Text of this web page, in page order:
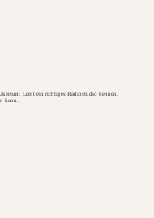
Lernt ein richtiges Radiostudio kennen,
kann.